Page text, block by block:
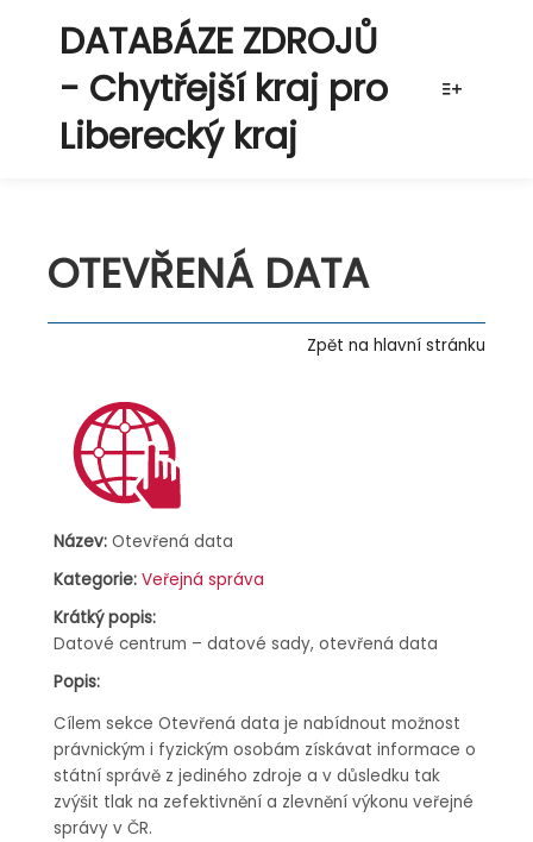
DATABÁZE ZDROJŮ
- Chytřejší kraj pro
Liberecký kraj
OTEVŘENÁ DATA
Zpět na hlavní stránku
Název: Otevřená data
Kategorie: Veřejná správa
Krátký popis:
Datové centrum – datové sady, otevřená data
Popis:
Cílem sekce Otevřená data je nabídnout možnost
právnickým i fyzickým osobám získávat informace o
státní správě z jediného zdroje a v důsledku tak
zvýšit tlak na zefektivnění a zlevnění výkonu veřejné
správy v ČR.